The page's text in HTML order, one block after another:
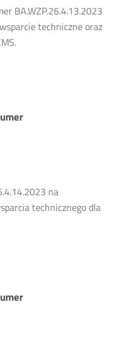
BA.WZP.26.4.13.2023
techniczne oraz
na
technicznego dla